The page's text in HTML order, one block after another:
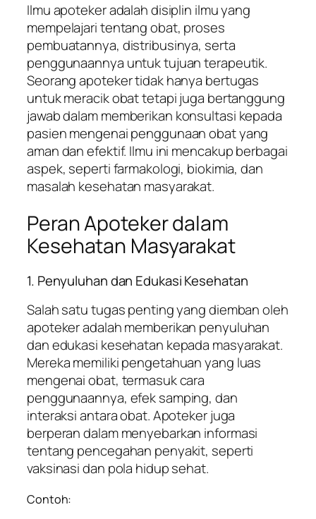
Ilmu apoteker adalah disiplin ilmu yang
mempelajari tentang obat, proses
pembuatannya, distribusinya, serta
penggunaannya untuk tujuan terapeutik.
Seorang apoteker tidak hanya bertugas
untuk meracik obat tetapi juga bertanggung
jawab dalam memberikan konsultasi kepada
pasien mengenai penggunaan obat yang
aman dan efektif. Ilmu ini mencakup berbagai
aspek, seperti farmakologi, biokimia, dan
masalah kesehatan masyarakat.
Peran Apoteker dalam
Kesehatan Masyarakat
1. Penyuluhan dan Edukasi Kesehatan
Salah satu tugas penting yang diemban oleh
apoteker adalah memberikan penyuluhan
dan edukasi kesehatan kepada masyarakat.
Mereka memiliki pengetahuan yang luas
mengenai obat, termasuk cara
penggunaannya, efek samping, dan
interaksi antara obat. Apoteker juga
berperan dalam menyebarkan informasi
tentang pencegahan penyakit, seperti
vaksinasi dan pola hidup sehat.
Contoh: